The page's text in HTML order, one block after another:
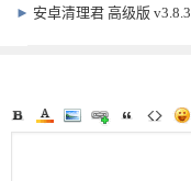
件
► 安卓清理君 高级版 v3.8.3